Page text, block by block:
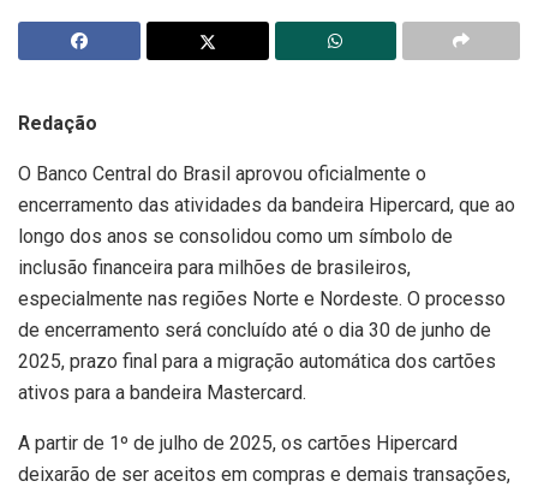
Redação
O Banco Central do Brasil aprovou oficialmente o
encerramento das atividades da bandeira Hipercard, que ao
longo dos anos se consolidou como um símbolo de
inclusão financeira para milhões de brasileiros,
especialmente nas regiões Norte e Nordeste. O processo
de encerramento será concluído até o dia 30 de junho de
2025, prazo final para a migração automática dos cartões
ativos para a bandeira Mastercard.
A partir de 1º de julho de 2025, os cartões Hipercard
deixarão de ser aceitos em compras e demais transações,